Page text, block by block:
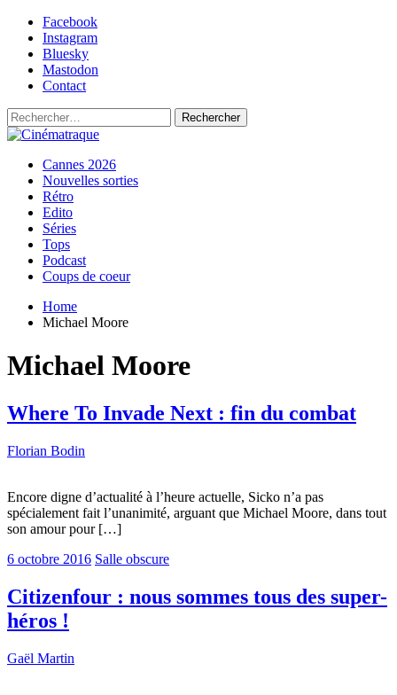
Skip
content
Facebook
Instagram
Bluesky
Mastodon
Contact
Rechercher :
Cinématraque
Si on avait du talent, on ferait des films
Primary
Menu
Cannes 2026
Nouvelles sorties
Rétro
Edito
Séries
Tops
Podcast
Coups de coeur
Home
Michael Moore
Michael Moore
Where To Invade Next : fin du combat
Florian Bodin
Encore digne d’actualité à l’heure actuelle, Sicko n’a pas
spécialement fait l’unanimité, arguant que Michael Moore, dans tout
son amour pour […]
6 octobre 2016 Salle obscure
Citizenfour : nous sommes tous des super-
héros !
Gaël Martin